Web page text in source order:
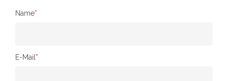
Name*
E-Mail*